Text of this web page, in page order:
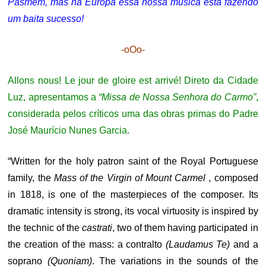
Pasmem, mas na Europa essa nossa música está fazendo
um baita sucesso!
-oOo-
Allons nous! Le jour de gloire est arrivé! Direto da Cidade
Luz, apresentamos a “Missa de Nossa Senhora do Carmo”,
considerada pelos críticos uma das obras primas do Padre
José Maurício Nunes Garcia.
“Written for the holy patron saint of the Royal Portuguese
family, the Mass of the Virgin of Mount Carmel , composed
in 1818, is one of the masterpieces of the composer. Its
dramatic intensity is strong, its vocal virtuosity is inspired by
the technic of the castrati, two of them having participated in
the creation of the mass: a contralto (Laudamus Te) and a
soprano (Quoniam). The variations in the sounds of the